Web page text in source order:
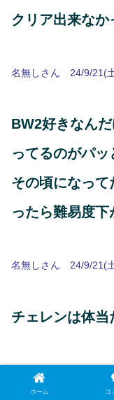
クリア出来なか
名無しさん 24/9/21(
BW2好きなん
ってるのがパ
その頃になっ
ったら難易度
名無しさん 24/9/21(
チェレンは体
ホーム コ